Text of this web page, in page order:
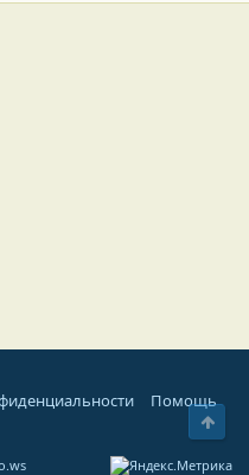
Помощь